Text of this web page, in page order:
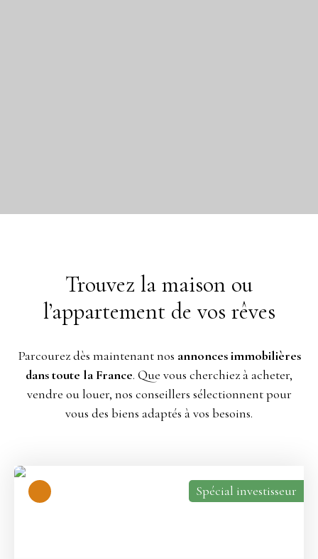
Trouvez la maison ou
l’appartement de vos rêves
Parcourez dès maintenant nos annonces immobilières
dans toute la France. Que vous cherchiez à acheter,
vendre ou louer, nos conseillers sélectionnent pour
vous des biens adaptés à vos besoins.
Spécial investisseur